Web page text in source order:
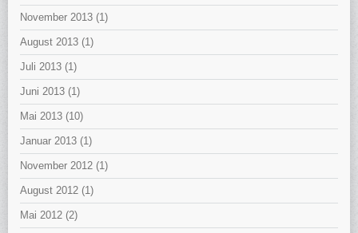
November 2013 (1)
August 2013 (1)
Juli 2013 (1)
Juni 2013 (1)
Mai 2013 (10)
Januar 2013 (1)
November 2012 (1)
August 2012 (1)
Mai 2012 (2)